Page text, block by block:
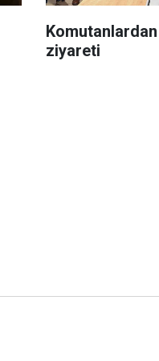
Komutanlardan
ziyareti